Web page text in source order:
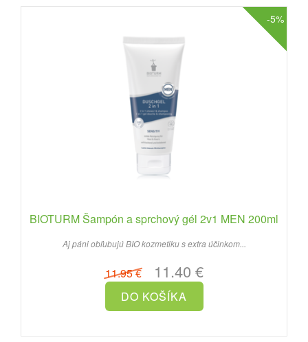
-5%
BIOTURM Šampón a sprchový gél 2v1 MEN 200ml
Aj páni obľubujú BIO kozmetiku s extra účinkom...
11.95 €11.40 €